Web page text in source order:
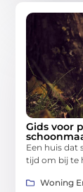
Gids voor
Een huis dat
tijd om bij te
Woning